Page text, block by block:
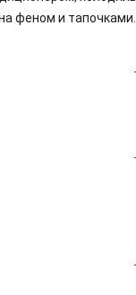
феном и тапочками.